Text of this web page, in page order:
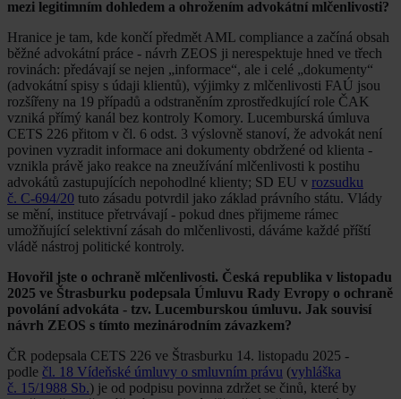
mezi legitimním dohledem a ohrožením advokátní mlčenlivosti?
Hranice je tam, kde končí předmět AML compliance a začíná obsah
běžné advokátní práce - návrh ZEOS ji nerespektuje hned ve třech
rovinách: předávají se nejen „informace“, ale i celé „dokumenty“
(advokátní spisy s údaji klientů), výjimky z mlčenlivosti FAÚ jsou
rozšířeny na 19 případů a odstraněním zprostředkující role ČAK
vzniká přímý kanál bez kontroly Komory. Lucemburská úmluva
CETS 226 přitom v čl. 6 odst. 3 výslovně stanoví, že advokát není
povinen vyzradit informace ani dokumenty obdržené od klienta -
vznikla právě jako reakce na zneužívání mlčenlivosti k postihu
advokátů zastupujících nepohodlné klienty; SD EU v rozsudku
č. C-694/20 tuto zásadu potvrdil jako základ právního státu. Vlády
se mění, instituce přetrvávají - pokud dnes přijmeme rámec
umožňující selektivní zásah do mlčenlivosti, dáváme každé příští
vládě nástroj politické kontroly.
Hovořil jste o ochraně mlčenlivosti. Česká republika v listopadu
2025 ve Štrasburku podepsala Úmluvu Rady Evropy o ochraně
povolání advokáta - tzv. Lucemburskou úmluvu. Jak souvisí
návrh ZEOS s tímto mezinárodním závazkem?
ČR podepsala CETS 226 ve Štrasburku 14. listopadu 2025 -
podle čl. 18 Vídeňské úmluvy o smluvním právu (vyhláška
č. 15/1988 Sb.) je od podpisu povinna zdržet se činů, které by